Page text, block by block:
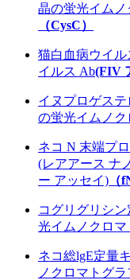
晶の蛍光イムノ
（CysC）
猫白血病ウイル
イルス Ab(FIV
イヌプロゲス
の蛍光イムノ
ネコ N 末端プ
(レアアース ナ
ー アッセイ) （
コグリグリシ
光イムノクロ
ネコ総lgE定量
ノクロマトグラ